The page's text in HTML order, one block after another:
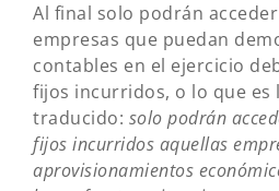
Al final solo podrán
empresas que puedan
contables en el ejercicio
fijos incurridos, o lo que es
traducido: solo podrán
fijos incurridos aquellas
aprovisionamientos